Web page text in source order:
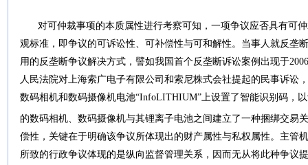
对可仲裁事项的本质属性进行考察可知，一项争议应否具有可
观标准，即争议的可诉讼性、可补偿性与可和解性。当事人就反垄
用的反垄断争议解决方式，譬如我国首个反垄断诉讼案例出现于
人民法院对上海索广电子有限公司和索尼株式会社提起的民事诉讼
数码相机和数码摄像机电池“InfoLITHIUM”上设置了智能识别码，
的数码相机、数码摄像机与其锂离子电池之间建立了一种捆绑交易
偿性，关键在于明确该争议所体现出的财产属性与私权属性。主管
所致的行政争议体现的是纵向监督管理关系，因而无从将此种争议